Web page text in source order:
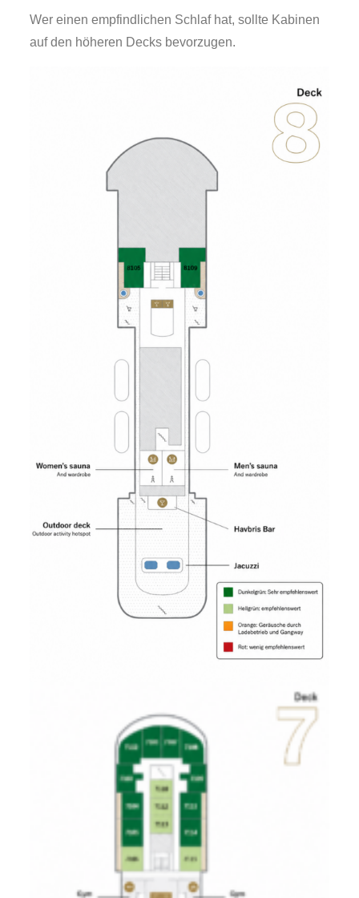
Wer einen empfindlichen Schlaf hat, sollte Kabinen
auf den höheren Decks bevorzugen.